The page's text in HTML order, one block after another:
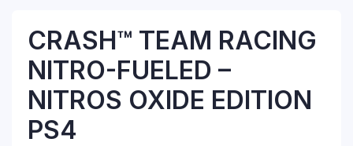
CRASH™ TEAM RACING
NITRO-FUELED –
NITROS OXIDE EDITION
PS4